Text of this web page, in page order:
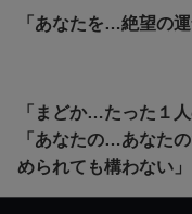
「あなたを…絶望の
「まどか…たった１人
「あなたの…あなた
められても構わない」